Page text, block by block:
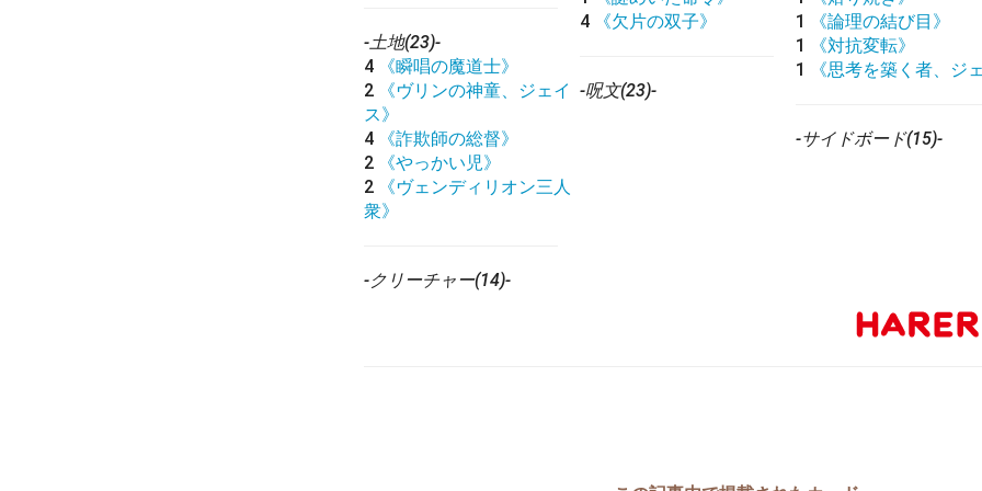
-土地(23)-
4
《瞬唱の魔道士》
2
《ヴリンの神童、ジェイ
ス》
4
《詐欺師の総督》
2
《やっかい児》
2
《ヴェンディリオン三人
衆》
-クリーチャー(14)-
4
《欠片の双子》
-呪文(23)-
1
《論理の結び目》
1
《対抗変転》
1
《思考を築く者、ジ
-サイドボード(15)-